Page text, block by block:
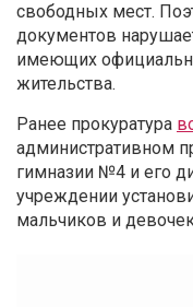
свободных мест.
документов
имеющих
жительства.
Ранее прокуратура
административном
гимназии №4 и его
учреждении
мальчиков и